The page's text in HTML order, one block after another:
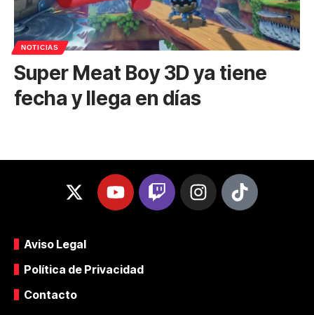
NOTICIAS
Super Meat Boy 3D ya tiene
fecha y llega en días
Aviso Legal
Política de Privacidad
Contacto